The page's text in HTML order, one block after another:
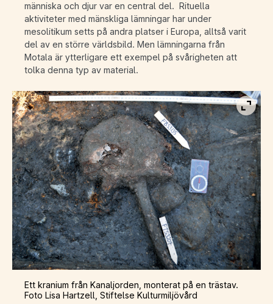
människa och djur var en central del. Rituella
aktiviteter med mänskliga lämningar har under
mesolitikum setts på andra platser i Europa, alltså varit
del av en större världsbild. Men lämningarna från
Motala är ytterligare ett exempel på svårigheten att
tolka denna typ av material.
Visa
Ett kranium från Kanaljorden, monterat på en trästav.
Foto Lisa Hartzell, Stiftelse Kulturmiljövård